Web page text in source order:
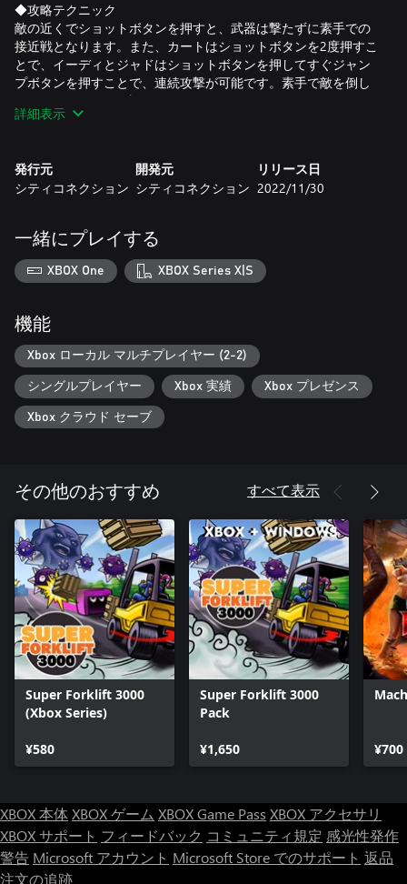
◆攻略テクニック
敵の近くでショットボタンを押すと、武器は撃たずに素手での
接近戦となります。また、カートはショットボタンを2度押すこ
とで、イーディとジャドはショットボタンを押してすぐジャン
プボタンを押すことで、連続攻撃が可能です。素手で敵を倒し
たときのスコアは2倍となります。
ステージ内には射撃の対象がたくさんあります。アイテムが隠
どんどん壊していきましょう。蛍光灯や配電盤を破壊すると一
定時間フロアの明かりが消え、この時の得点は全て2倍になりま
エレベーターは移動に使うだけでなく、攻撃にも利用できま
す。サブウェポンを放り込んでから動かして敵に遠隔攻撃をし
かけたり、エレベーターでの押しつぶし攻撃も可能。しかし油
断していると自分もやられてしまうので注意しましょう。
◆「Sトリビュート」ならではの便利機能やオプション設定
・巻き戻し
一定時間ゲームプレイを巻き戻して再開することができます。
・スローモード
ワンボタンでゲームスピードを低速化することができます。
・クイックセーブ/ロード
コンティニュー回数の制限を無効にできます。何度でもコンテ
ィニューすることができます。
・ステージセレクト
任意のステージからゲームを開始することができます。
・回復量増加
回復アイテム取得時の回復量を増やすことができます。
・残機設定
プレイヤーストック数を最大9まで増やすことができます。
・サブウェポンボタン設定
ショットボタンとジャンプボタンの同時押しで使用できるサブ
ウェポンを、ショットとジャンプ以外の任意のボタン1つで使用
できるように設定できます。
・被ダメージ量の変更
敵から受けるダメージ量を設定できます。
前のステージで弾が残っている武器(マシンガン・ランチャー)を
ブラウン管モニターの雰囲気を再現した表示で遊ぶことができ
ます。
詳細表示
発行元
シティコネクション
開発元
シティコネクション
リリース日
2022/11/30
一緒にプレイする
XBOX One XBOX Series X|S
機能
Xbox ローカル マルチプレイヤー (2-2)
シングルプレイヤー Xbox 実績 Xbox プレゼンス
Xbox クラウド セーブ
その他のおすすめ すべて表示
Super Forklift 3000
(Xbox Series)
¥580
Super Forklift 3000
Pack
¥1,650 ¥700
XBOX 本体XBOX ゲーム XBOX Game Pass XBOX アクセサリ
XBOX サポート フィードバック コミュニティ規定 感光性発作
警告 Microsoft アカウント Microsoft Store でのサポート 返品
注文の追跡